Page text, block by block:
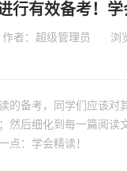
行有效备考！学
作者：超级管理员 浏
的备考，同学们应该对
后细化到每一篇阅读
点：学会精读！